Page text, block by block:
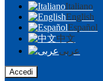
Italiano
English
Español
中文
عربى
Accedi